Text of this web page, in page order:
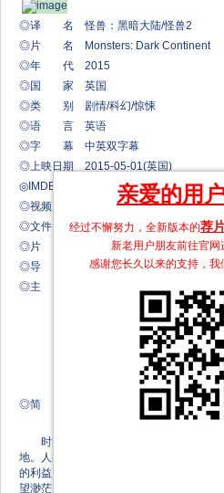
◎译 名 怪兽：黑暗大陆/怪兽2
◎片 名 Monsters: Dark Continent
◎年 代 2015
◎国 家 英国
◎类 别 剧情/科幻/惊悚
◎语 言 英语
◎字 幕 中英双字幕
◎上映日期 2015-05-01(英国)
◎IMDB评分 4.4/10 from 2,504 users
◎视频尺寸 1280x720
◎文件大小 1.16 GiB
◎片 长 119分钟
◎导 演 汤姆·格林
◎主 演 约瑟夫·戴浦西 Joseph
强尼·哈瑞思 Johnny Harris
索菲亚·宝特拉 Sofia Boutella
萨姆·凯雷 Sam Keeley
帕克·索耶 Parker Sawyers
◎简 介
时间已经过去了七年，外星怪兽已经
地。人类不再处于地球食物链的顶端，不
的利益，很多士兵被派往了国外与外星怪
望渺茫。
亲爱的用
经过不懈努力，全新版本的荐
新老用户朋友前往官网
感谢您长久以来的支持，我